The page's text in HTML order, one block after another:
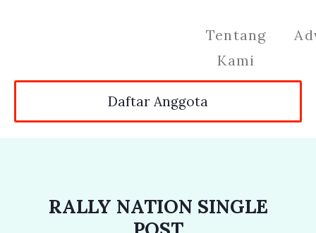
Tentang
Kami
Daftar Anggota
RALLY NATION SINGLE